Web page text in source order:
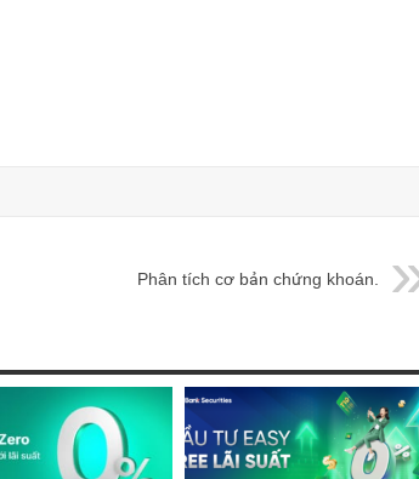
Phân tích cơ bản chứng khoán.